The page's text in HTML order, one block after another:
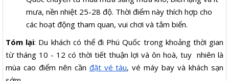
mưa, nền nhiệt 25-28 độ. Thời điểm này thích hợp cho
các hoạt động tham quan, vui chơi và tắm biển.
Tóm lại: Du khách có thể đi Phú Quốc trong khoảng thời gian
từ tháng 10 - 12 có thời tiết thuận lợi và ôn hoà, tuy nhiên là
mùa cao điểm nên cần đặt vé tàu, vé máy bay và khách sạn